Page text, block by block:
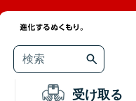
受け取る